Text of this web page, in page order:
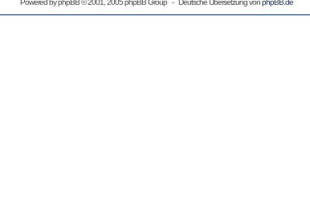
Powered byphpBB© 2001, 2005 phpBB Group - Deutsche Übersetzung vonphpBB.de